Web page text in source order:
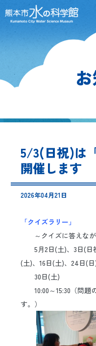
熊本
水のラ
お
日本語
5/3(日祝)は
開催します
2026年04月21日
「クイズラリー」
～クイズに答えなが
5月2日(土)、3日(日
(土)、16日(土)、24日(
30日(土)
10:00～15:30（問題
す。）